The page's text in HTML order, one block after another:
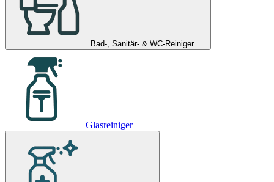
Bad-, Sanitär- & WC-Reiniger
Glasreiniger